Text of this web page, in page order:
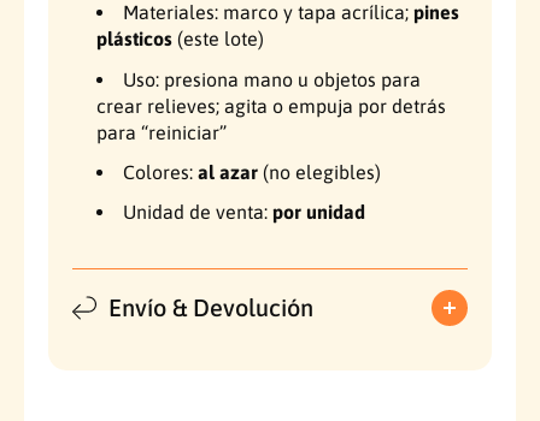
Materiales: marco y tapa acrílica; pines
plásticos (este lote)
Uso: presiona mano u objetos para
crear relieves; agita o empuja por detrás
para “reiniciar”
Colores: al azar (no elegibles)
Unidad de venta: por unidad
Envío & Devolución